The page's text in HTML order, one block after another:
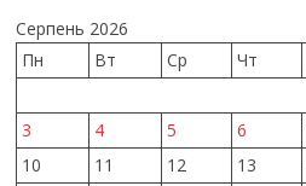
Серпень 2026
Пн
Вт Ср Чт
3
4 5 6
10
11 12 13